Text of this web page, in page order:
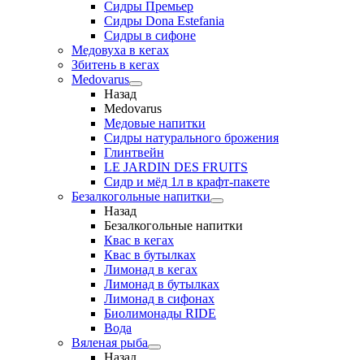
Сидры Премьер
Сидры Dona Estefania
Сидры в сифоне
Медовуха в кегах
Збитень в кегах
Medovarus
Назад
Medovarus
Медовые напитки
Сидры натурального брожения
Глинтвейн
LE JARDIN DES FRUITS
Сидр и мёд 1л в крафт-пакете
Безалкогольные напитки
Назад
Безалкогольные напитки
Квас в кегах
Квас в бутылках
Лимонад в кегах
Лимонад в бутылках
Лимонад в сифонах
Биолимонады RIDE
Вода
Вяленая рыба
Назад